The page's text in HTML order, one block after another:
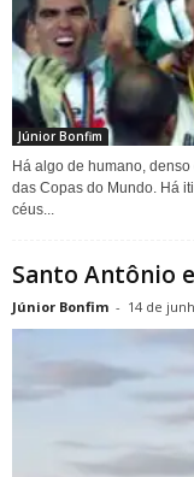
Júnior Bonfim
Há algo de humano,
das Copas do Mundo. Há
céus...
Santo Antônio
Júnior Bonfim - 14 de